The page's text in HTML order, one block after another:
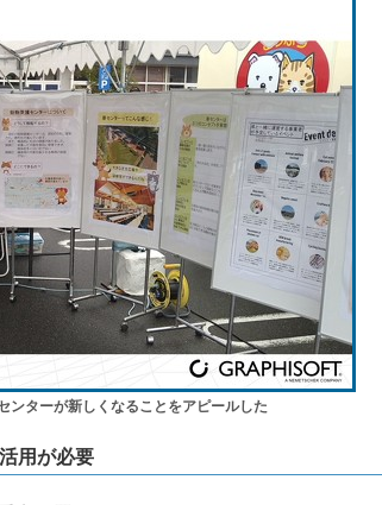
ンターが新しくなることをアピールした
用が必要